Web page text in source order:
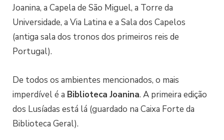
Joanina, a Capela de São Miguel, a Torre da
Universidade, a Via Latina e a Sala dos Capelos
(antiga sala dos tronos dos primeiros reis de
Portugal).
De todos os ambientes mencionados, o mais
imperdível é a Biblioteca Joanina. A primeira edição
dos Lusíadas está lá (guardado na Caixa Forte da
Biblioteca Geral).